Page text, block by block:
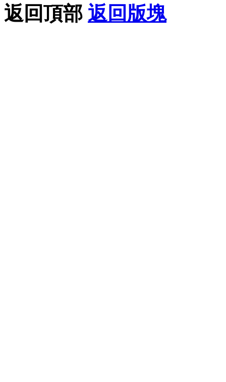
返回頂部 返回版塊